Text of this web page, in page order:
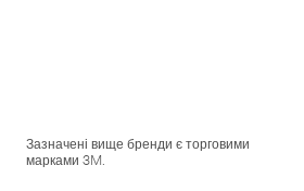
Зазначені вище бренди є торговими
марками 3M.